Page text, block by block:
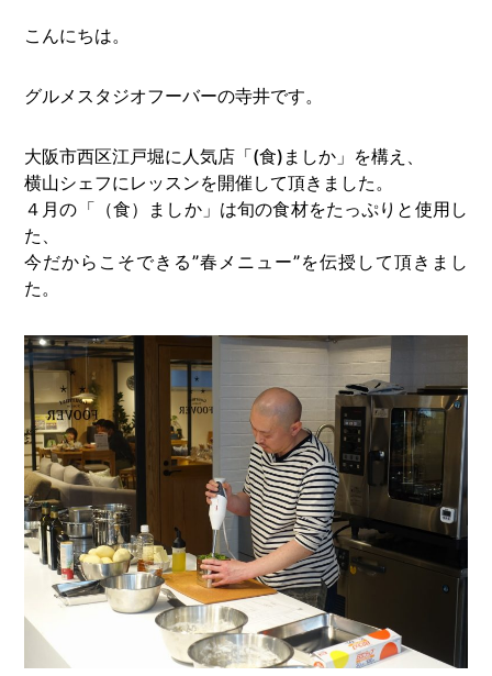
こんにちは。
グルメスタジオフーバーの寺井です。
大阪市西区江戸堀に人気店「(食)ましか」を構え、
横山シェフにレッスンを開催して頂きました。
４月の「（食）ましか」は旬の食材をたっぷりと使用し
た、
今だからこそできる”春メニュー”を伝授して頂きまし
た。